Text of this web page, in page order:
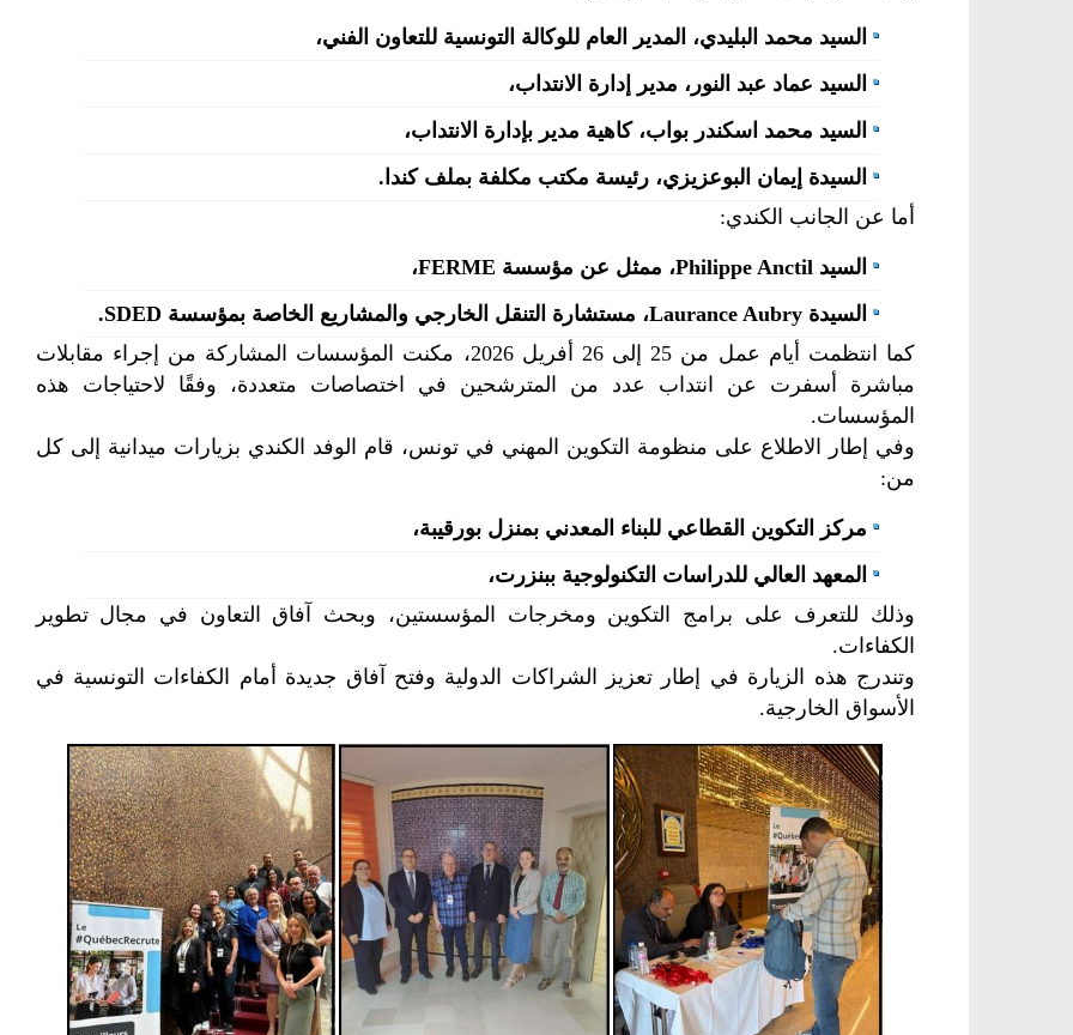
السيد محمد البليدي، المدير العام للوكالة التونسية للتعاون الفني،
السيد عماد عبد النور، مدير إدارة الانتداب،
السيد محمد اسكندر بواب، كاهية مدير بإدارة الانتداب،
السيدة إيمان البوعزيزي، رئيسة مكتب مكلفة بملف كندا.
أما عن الجانب الكندي:
السيد Philippe Anctil، ممثل عن مؤسسة FERME،
السيدة Laurance Aubry، مستشارة التنقل الخارجي والمشاريع الخاصة بمؤسسة SDED.
كما انتظمت أيام عمل من 25 إلى 26 أفريل 2026، مكنت المؤسسات المشاركة من إجراء مقابلات
مباشرة أسفرت عن انتداب عدد من المترشحين في اختصاصات متعددة، وفقًا لاحتياجات هذه
المؤسسات.
وفي إطار الاطلاع على منظومة التكوين المهني في تونس، قام الوفد الكندي بزيارات ميدانية إلى كل
من:
مركز التكوين القطاعي للبناء المعدني بمنزل بورقيبة،
المعهد العالي للدراسات التكنولوجية ببنزرت،
وذلك للتعرف على برامج التكوين ومخرجات المؤسستين، وبحث آفاق التعاون في مجال تطوير
الكفاءات.
وتندرج هذه الزيارة في إطار تعزيز الشراكات الدولية وفتح آفاق جديدة أمام الكفاءات التونسية في
الأسواق الخارجية.